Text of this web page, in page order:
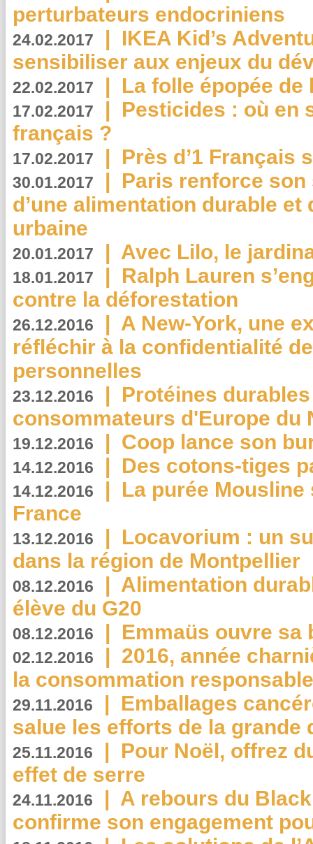
perturbateurs endocriniens
24.02.2017 | IKEA Kid’s
sensibiliser aux enjeux du
22.02.2017 | La folle épopée de
17.02.2017 | Pesticides : où en
français ?
17.02.2017 | Près d’1 Français
30.01.2017 | Paris renforce
d’une alimentation durable et
urbaine
20.01.2017 | Avec Lilo, le
18.01.2017 | Ralph Lauren
contre la déforestation
26.12.2016 | A New-York, une
réfléchir à la confidentialité
personnelles
23.12.2016 | Protéines
consommateurs d'Europe du
19.12.2016 | Coop lance son
14.12.2016 | Des cotons-tiges
14.12.2016 | La purée
France
13.12.2016 | Locavorium : un
dans la région de Montpellier
08.12.2016 | Alimentation
élève du G20
08.12.2016 | Emmaüs ouvre sa
02.12.2016 | 2016, année
la consommation
29.11.2016 | Emballages
salue les efforts de la grande
25.11.2016 | Pour Noël, offrez
effet de serre
24.11.2016 | A rebours du
confirme son engagement